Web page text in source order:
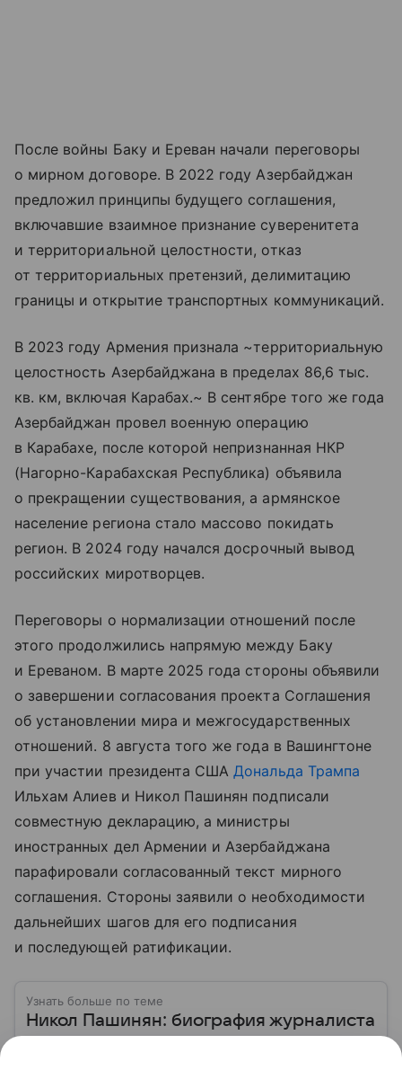
После войны Баку и Ереван начали переговоры
о мирном договоре. В 2022 году Азербайджан
предложил принципы будущего соглашения,
включавшие взаимное признание суверенитета
и территориальной целостности, отказ
от территориальных претензий, делимитацию
границы и открытие транспортных коммуникаций.
В 2023 году Армения признала ~территориальную
целостность Азербайджана в пределах 86,6 тыс.
кв. км, включая Карабах.~ В сентябре того же года
Азербайджан провел военную операцию
в Карабахе, после которой непризнанная НКР
(Нагорно-Карабахская Республика) объявила
о прекращении существования, а армянское
население региона стало массово покидать
регион. В 2024 году начался досрочный вывод
российских миротворцев.
Переговоры о нормализации отношений после
этого продолжились напрямую между Баку
и Ереваном. В марте 2025 года стороны объявили
о завершении согласования проекта Соглашения
об установлении мира и межгосударственных
отношений. 8 августа того же года в Вашингтоне
при участии президента СШАДональда Трампа
Ильхам Алиев и Никол Пашинян подписали
совместную декларацию, а министры
иностранных дел Армении и Азербайджана
парафировали согласованный текст мирного
соглашения. Стороны заявили о необходимости
дальнейших шагов для его подписания
и последующей ратификации.
Узнать больше по теме
Никол Пашинян: биография журналиста